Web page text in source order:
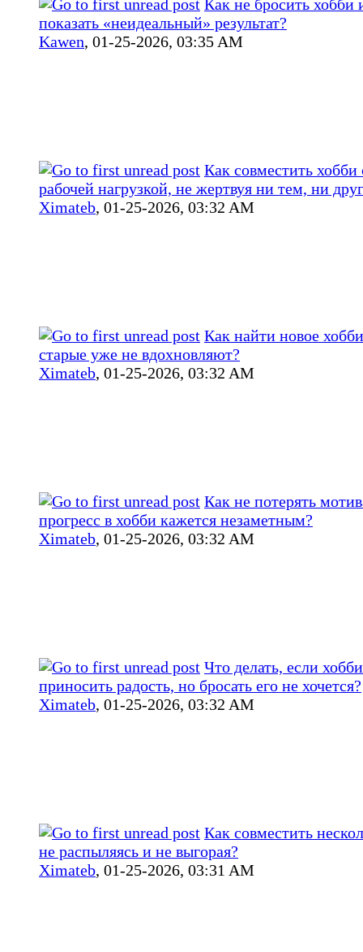
Как не бросить хобби
показать «неидеальный» результат?
Kawen, 01-25-2026, 03:35 AM
Как совместить хобби
рабочей нагрузкой, не жертвуя ни тем, ни
Ximateb, 01-25-2026, 03:32 AM
Как найти новое
старые уже не вдохновляют?
Ximateb, 01-25-2026, 03:32 AM
Как не потерять
прогресс в хобби кажется незаметным?
Ximateb, 01-25-2026, 03:32 AM
Что делать, если
приносить радость, но бросать его не хочется?
Ximateb, 01-25-2026, 03:32 AM
Как совместить
не распыляясь и не выгорая?
Ximateb, 01-25-2026, 03:31 AM